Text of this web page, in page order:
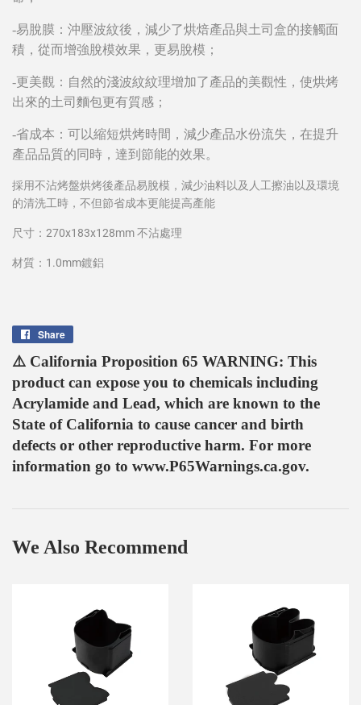
-易脫膜：沖壓波紋後，減少了烘焙產品與土司盒的接觸面
積，從而增強脫模效果，更易脫模；
-更美觀：自然的淺波紋紋理增加了產品的美觀性，使烘烤
出來的土司麵包更有質感；
-省成本：可以縮短烘烤時間，減少產品水份流失，在提升
產品品質的同時，達到節能的效果。
採用不沾烤盤烘烤後產品易脫模，減少油料以及人工擦油以及環境
的清洗工時，不但節省成本更能提高產能
尺寸：270x183x128mm 不沾處理
材質：1.0mm鍍鋁
Share
Facebook
⚠️ California Proposition 65 WARNING: This
product can expose you to chemicals including
Acrylamide and Lead, which are known to the
State of California to cause cancer and birth
defects or other reproductive harm. For more
information go to www.P65Warnings.ca.gov.
We Also Recommend